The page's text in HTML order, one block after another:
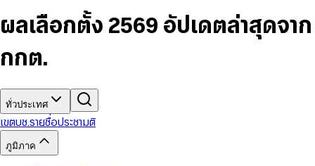
7
8
5
6
8
9
6
7
9
5
6
8
9
9
ผลเลือกตั้ง 2569 อัปเดตล่าสุดจาก
กกต.
ทั่วประเทศ
เขตบช.รายชื่อประชามติ
ภูมิภาค